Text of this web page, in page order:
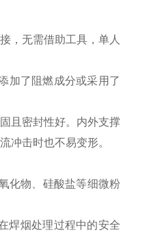
，无需借助工具，单人
加了阻燃成分或采用了
且密封性好。内外支撑
冲击时也不易变形。
化物、硅酸盐等细微粉
焊烟处理过程中的安全